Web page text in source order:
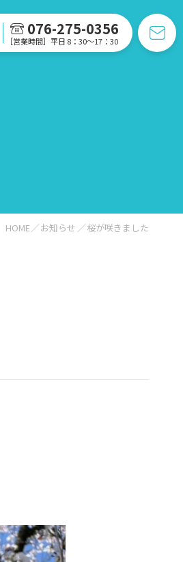
076-275-0356
［営業時間］平日 8：30〜17：30
HOME お知らせ 桜が咲きました